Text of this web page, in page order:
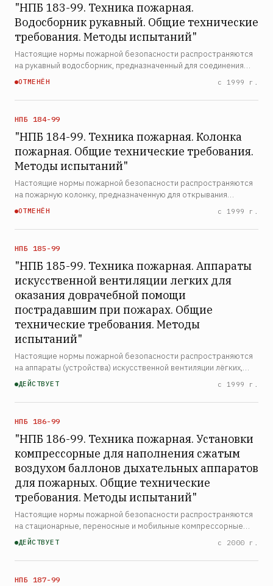
"НПБ 183-99. Техника пожарная.
Водосборник рукавный. Общие технические
требования. Методы испытаний"
Настоящие нормы пожарной безопасности распространяются
на рукавный водосборник, предназначенный для соединения
двух потоков воды из пожарной колонки и подвода её к
устанавлив…
ОТМЕНЁН с 1999 г.
НПБ 184-99
"НПБ 184-99. Техника пожарная. Колонка
пожарная. Общие технические требования.
Методы испытаний"
Настоящие нормы пожарной безопасности распространяются
на пожарную колонку, предназначенную для открывания
(закрывания) подземных гидрантов и присоединения пожарных
ОТМЕНЁН с 1999 г.
НПБ 185-99
"НПБ 185-99. Техника пожарная. Аппараты
искусственной вентиляции легких для
оказания доврачебной помощи
пострадавшим при пожарах. Общие
технические требования. Методы
испытаний"
Настоящие нормы пожарной безопасности распространяются
на аппараты (устройства) искусственной вентиляции лёгких,
предназначенные для оказания доврачебной помощи
пострадавшим при пожарах. Нормы устанавливают общие
техниче…
ДЕЙСТВУЕТ с 1999 г.
НПБ 186-99
"НПБ 186-99. Техника пожарная. Установки
компрессорные для наполнения сжатым
воздухом баллонов дыхательных аппаратов
для пожарных. Общие технические
требования. Методы испытаний"
Настоящие нормы пожарной безопасности распространяются
на стационарные, переносные и мобильные компрессорные
установки для наполнения сжатым воздухом баллонов
дыхательных аппаратов для пожарных. Настоящие нормы
устанавли…
ДЕЙСТВУЕТ с 2000 г.
НПБ 187-99